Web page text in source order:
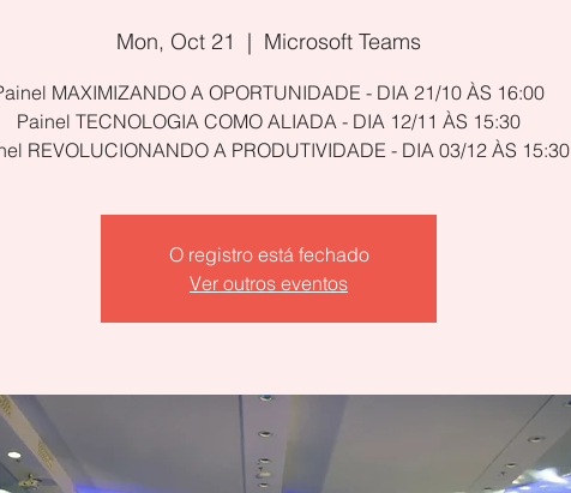
Mon, Oct 21
  |
Microsoft Teams
MAXIMIZANDO A OPORTUNIDADE - DIA 21/10 ÀS 16:00
Painel TECNOLOGIA COMO ALIADA - DIA 12/11 ÀS 15:30
REVOLUCIONANDO A PRODUTIVIDADE - DIA 03/12 ÀS 15:30
O registro está fechado
Ver outros eventos